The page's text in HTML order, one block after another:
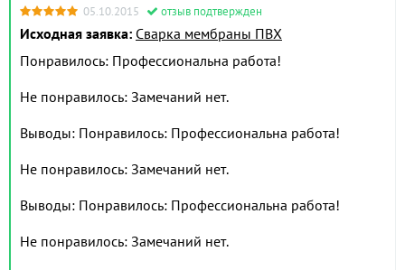
05.10.2015 отзыв подтвержден
Исходная заявка: Сварка мембраны ПВХ
Понравилось: Профессиональна работа!
Не понравилось: Замечаний нет.
Выводы: Понравилось: Профессиональна работа!
Не понравилось: Замечаний нет.
Выводы: Понравилось: Профессиональна работа!
Не понравилось: Замечаний нет.